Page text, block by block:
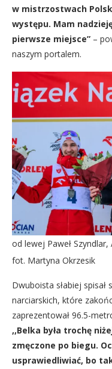
w mistrzostwach
występu. Mam
pierwsze miejsce” –
naszym portalem.
od lewej Paweł
fot. Martyna Okrzesik
Dwuboista słabiej
narciarskich, które
zaprezentował 96.5-
,,Belka była trochę
zmęczone po biegu.
usprawiedliwiać, bo